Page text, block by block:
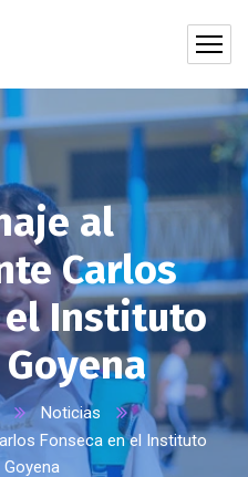
al
Carlos
el Instituto
Noticias
Fonseca en el Instituto